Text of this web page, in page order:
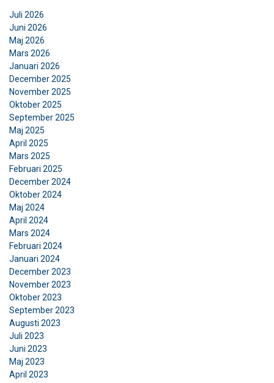
Juli 2026
Juni 2026
Maj 2026
Mars 2026
Januari 2026
December 2025
November 2025
Oktober 2025
September 2025
Maj 2025
April 2025
Mars 2025
Februari 2025
December 2024
Oktober 2024
Maj 2024
April 2024
Mars 2024
Februari 2024
Januari 2024
December 2023
November 2023
Oktober 2023
September 2023
Augusti 2023
Juli 2023
Juni 2023
Maj 2023
April 2023